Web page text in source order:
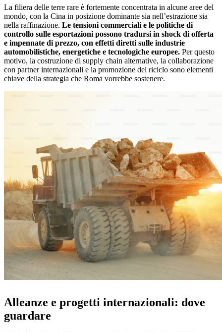
La filiera delle terre rare è fortemente concentrata in alcune aree del
mondo, con la Cina in posizione dominante sia nell’estrazione sia
nella raffinazione. Le tensioni commerciali e le politiche di
controllo sulle esportazioni possono tradursi in shock di offerta
e impennate di prezzo, con effetti diretti sulle industrie
automobilistiche, energetiche e tecnologiche europee. Per questo
motivo, la costruzione di supply chain alternative, la collaborazione
con partner internazionali e la promozione del riciclo sono elementi
chiave della strategia che Roma vorrebbe sostenere.
Alleanze e progetti internazionali: dove
guardare